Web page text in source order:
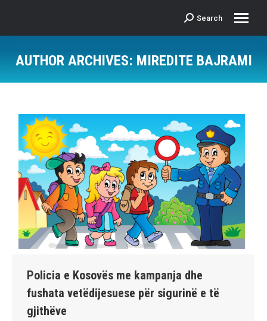
Search:
Search
AUTHOR ARCHIVES: MIREDITE BAJRAMI
Policia e Kosovës me kampanja dhe
fushata vetëdijesuese për sigurinë e të
gjithëve